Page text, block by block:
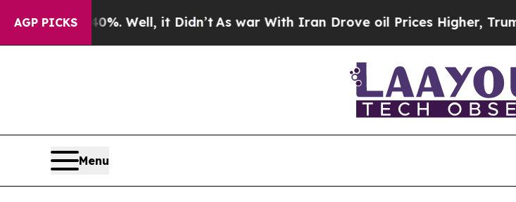
AGP PICKS
40%. Well, it Didn’tAs war With Iran Drove oil Prices Higher, Trump Gave
Menu